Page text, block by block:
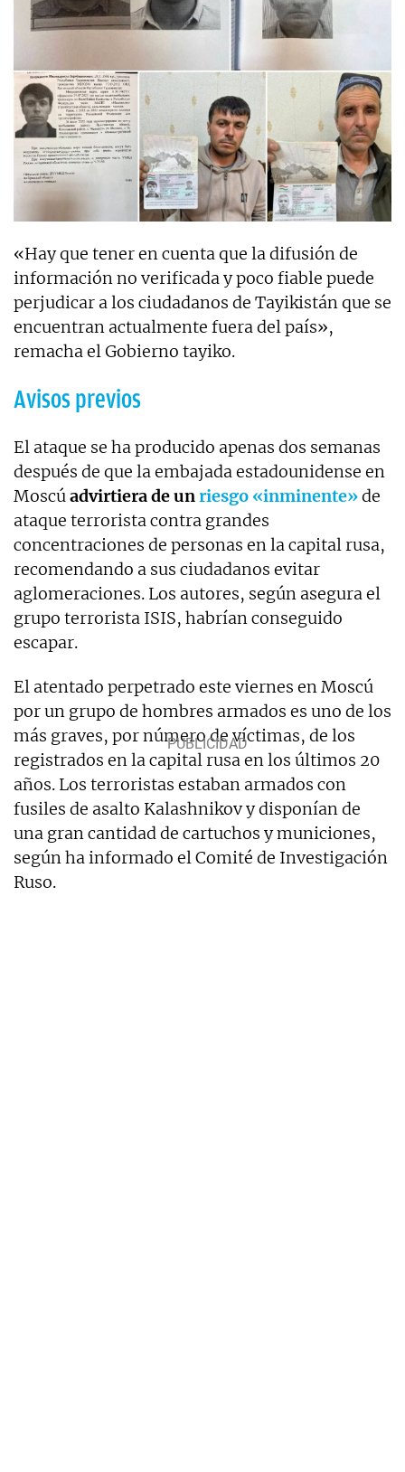
«Hay que tener en cuenta que la difusión de
información no verificada y poco fiable puede
perjudicar a los ciudadanos de Tayikistán que se
encuentran actualmente fuera del país»,
remacha el Gobierno tayiko.
Avisos previos
El ataque se ha producido apenas dos semanas
después de que la embajada estadounidense en
Moscú advirtiera de unriesgo «inminente»de
ataque terrorista contra grandes
concentraciones de personas en la capital rusa,
recomendando a sus ciudadanos evitar
aglomeraciones. Los autores, según asegura el
grupo terrorista ISIS, habrían conseguido
escapar.
El atentado perpetrado este viernes en Moscú
por un grupo de hombres armados es uno de los
más graves, por número de víctimas, de los
registrados en la capital rusa en los últimos 20
años. Los terroristas estaban armados con
fusiles de asalto Kalashnikov y disponían de
una gran cantidad de cartuchos y municiones,
según ha informado el Comité de Investigación
Ruso.